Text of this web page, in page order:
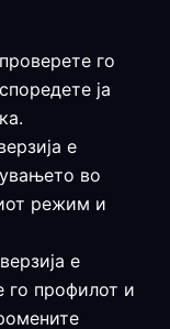
го
ја
е
во
режим и
е
го профилот и